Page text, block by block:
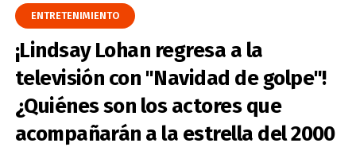
ENTRETENIMIENTO
¡Lindsay Lohan regresa a la
televisión con "Navidad de golpe"!
¿Quiénes son los actores que
acompañarán a la estrella del 2000